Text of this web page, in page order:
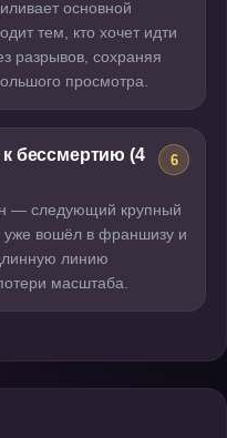
основной
тем, кто хочет идти
разрывов, сохраняя
просмотра.
бессмертию (4
6
— следующий крупный
уже вошёл в франшизу и
линию
масштаба.